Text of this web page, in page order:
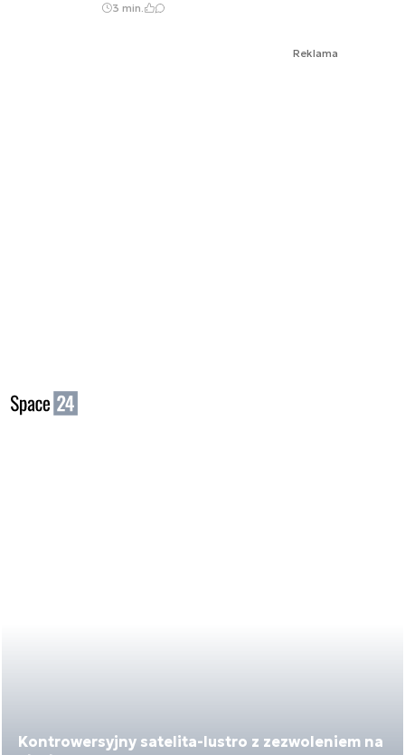
3 min.
Reklama
Kontrowersyjny satelita-lustro z zezwoleniem na